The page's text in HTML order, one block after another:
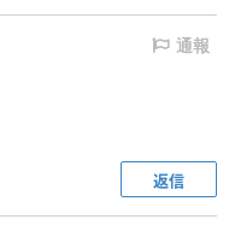
通報
返信